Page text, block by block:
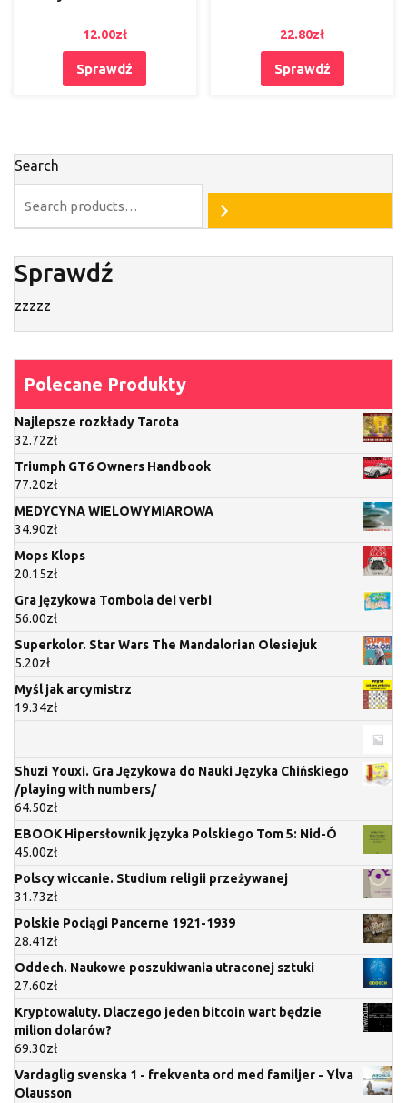
12.00zł
Sprawdź
22.80zł
Sprawdź
Search
Sprawdź
zzzzz
Polecane Produkty
Najlepsze rozkłady Tarota
32.72zł
Triumph GT6 Owners Handbook
77.20zł
MEDYCYNA WIELOWYMIAROWA
34.90zł
Mops Klops
20.15zł
Gra językowa Tombola dei verbi
56.00zł
Superkolor. Star Wars The Mandalorian Olesiejuk
5.20zł
Myśl jak arcymistrz
19.34zł
Shuzi Youxi. Gra Językowa do Nauki Języka Chińskiego
/playing with numbers/
64.50zł
EBOOK Hipersłownik języka Polskiego Tom 5: Nid-Ó
45.00zł
Polscy wiccanie. Studium religii przeżywanej
31.73zł
Polskie Pociągi Pancerne 1921-1939
28.41 zł
Oddech. Naukowe poszukiwania utraconej sztuki
27.60zł
Kryptowaluty. Dlaczego jeden bitcoin wart będzie
milion dolarów?
69.30zł
Vardaglig svenska 1 - frekventa ord med familjer - Ylva
Olausson